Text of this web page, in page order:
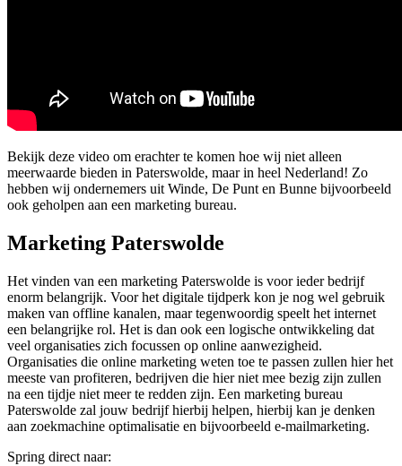
Bekijk deze video om erachter te komen hoe wij niet alleen
meerwaarde bieden in Paterswolde, maar in heel Nederland! Zo
hebben wij ondernemers uit Winde, De Punt en Bunne bijvoorbeeld
ook geholpen aan een marketing bureau.
Marketing Paterswolde
Het vinden van een marketing Paterswolde is voor ieder bedrijf
enorm belangrijk. Voor het digitale tijdperk kon je nog wel gebruik
maken van offline kanalen, maar tegenwoordig speelt het internet
een belangrijke rol. Het is dan ook een logische ontwikkeling dat
veel organisaties zich focussen op online aanwezigheid.
Organisaties die online marketing weten toe te passen zullen hier het
meeste van profiteren, bedrijven die hier niet mee bezig zijn zullen
na een tijdje niet meer te redden zijn. Een marketing bureau
Paterswolde zal jouw bedrijf hierbij helpen, hierbij kan je denken
aan zoekmachine optimalisatie en bijvoorbeeld e-mailmarketing.
Spring direct naar: